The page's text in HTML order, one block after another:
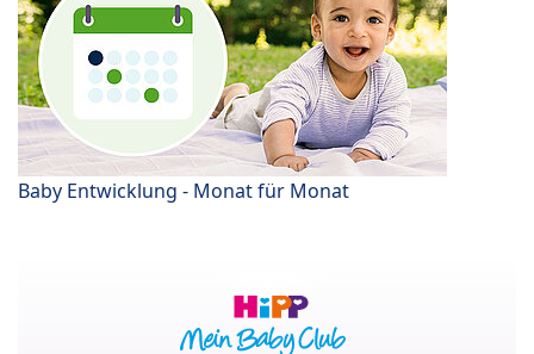
Baby Entwicklung - Monat für Monat